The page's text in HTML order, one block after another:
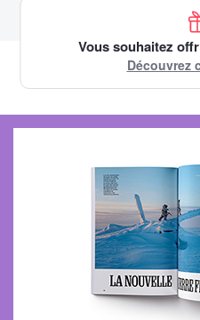
Vous souhaitez
Découvrez